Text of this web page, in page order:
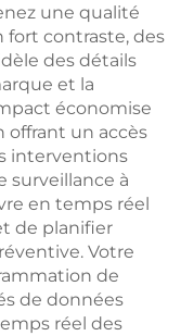
une qualité
fort contraste, des
des détails
et la
économise
offrant un accès
interventions
surveillance à
en temps réel
de planifier
Votre
de
de données
réel des